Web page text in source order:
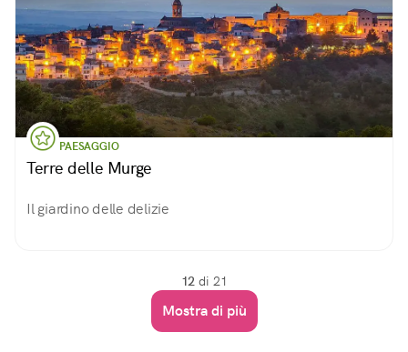
PAESAGGIO
Terre delle Murge
Il giardino delle delizie
12 di 21
Mostra di più